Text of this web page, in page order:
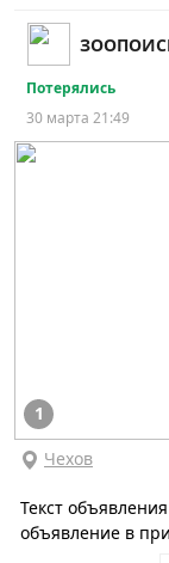
Потерялись
30 марта 21:49
1
Чехов
Текст
объявление в